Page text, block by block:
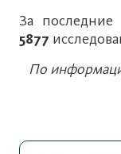
За последние
5877
По